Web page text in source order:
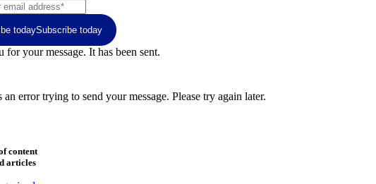
todaySubscribe today
for your message. It has been sent.
an error trying to send your message. Please try again later.
content
articles